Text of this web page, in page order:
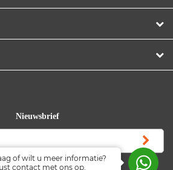
Nieuwsbrief
Volg ons
of wilt u meer informatie?
contact met ons op.